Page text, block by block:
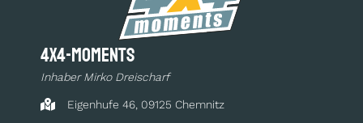
4x4-moments
Inhaber Mirko Dreischarf
Eigenhufe 46, 09125 Chemnitz